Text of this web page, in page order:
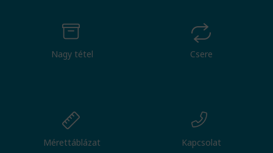
Nagy tétel Csere
Mérettáblázat Kapcsolat